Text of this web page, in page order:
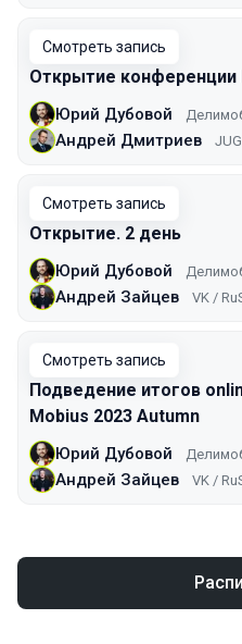
Смотреть запись
Открытие конференции
Юрий Дубовой
Андрей Дмитриев
Смотреть запись
Открытие. 2 день
Юрий Дубовой
Андрей Зайцев VK /
Смотреть запись
Подведение итогов
Mobius 2023 Autumn
Юрий Дубовой
Андрей Зайцев VK /